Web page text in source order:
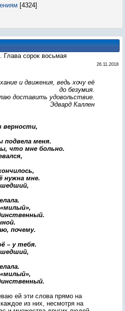
[4324]
сорок восьмая
26.11.2018
и движения, ведь хочу её
до безумия.
доставить удовольствие.
Эдвард Каллен
верности,
меня.
что мне больно.
нужна мне.
почему.
– у тебя.
ей эти слова прямо на
из них, несмотря на